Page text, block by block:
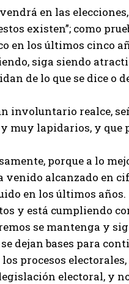
en las
existen”; como
en los últimos cinco
siga siendo
de lo que se dice o
involuntario realce,
muy lapidarios, y que
porque a lo
alcanzado en
en los últimos años.
y está cumpliendo
se mantenga y
dejan bases para
procesos
electoral, y